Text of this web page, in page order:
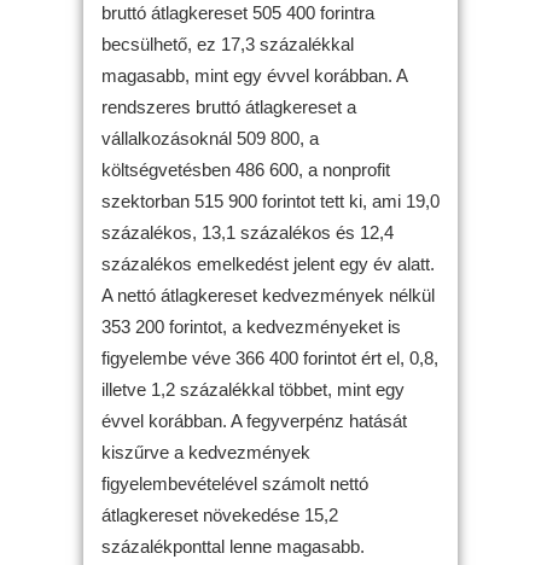
bruttó átlagkereset 505 400 forintra
becsülhető, ez 17,3 százalékkal
magasabb, mint egy évvel korábban. A
rendszeres bruttó átlagkereset a
vállalkozásoknál 509 800, a
költségvetésben 486 600, a nonprofit
szektorban 515 900 forintot tett ki, ami 19,0
százalékos, 13,1 százalékos és 12,4
százalékos emelkedést jelent egy év alatt.
A nettó átlagkereset kedvezmények nélkül
353 200 forintot, a kedvezményeket is
figyelembe véve 366 400 forintot ért el, 0,8,
illetve 1,2 százalékkal többet, mint egy
évvel korábban. A fegyverpénz hatását
kiszűrve a kedvezmények
figyelembevételével számolt nettó
átlagkereset növekedése 15,2
százalékponttal lenne magasabb.